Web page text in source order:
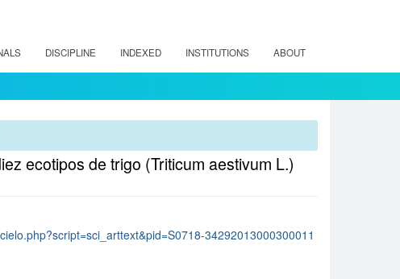
DISCIPLINE INDEXED INSTITUTIONS ABOUT
ecotipos de trigo (Triticum aestivum L.)
34292013000300011